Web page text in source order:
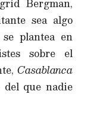
sea algo
plantea en
sobre el
Casablanca
del que nadie